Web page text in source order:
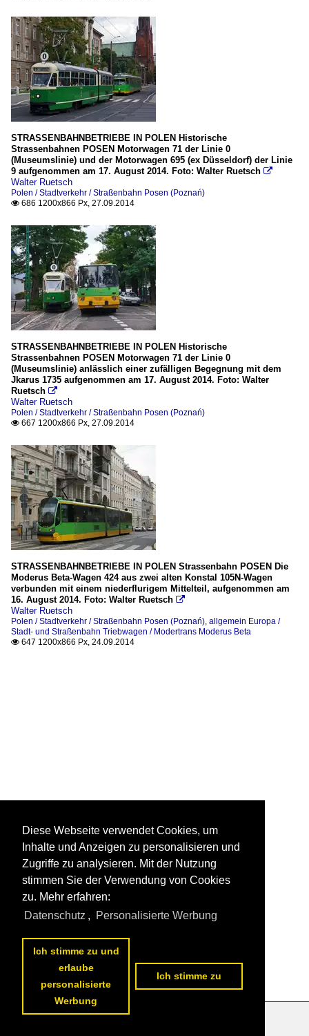
STRASSENBAHNBETRIEBE IN POLEN Historische
Strassenbahnen POSEN Motorwagen 71 der Linie 0
(Museumslinie) und der Motorwagen 695 (ex Düsseldorf) der Linie
9 aufgenommen am 17. August 2014. Foto: Walter Ruetsch 
Walter Ruetsch
Polen / Stadtverkehr / Straßenbahn Posen (Poznań)
 686 1200x866 Px, 27.09.2014
STRASSENBAHNBETRIEBE IN POLEN Historische
Strassenbahnen POSEN Motorwagen 71 der Linie 0
(Museumslinie) anlässlich einer zufälligen Begegnung mit dem
Jkarus 1735 aufgenommen am 17. August 2014. Foto: Walter
Ruetsch 
Walter Ruetsch
Polen / Stadtverkehr / Straßenbahn Posen (Poznań)
 667 1200x866 Px, 27.09.2014
STRASSENBAHNBETRIEBE IN POLEN Strassenbahn POSEN Die
Moderus Beta-Wagen 424 aus zwei alten Konstal 105N-Wagen
verbunden mit einem niederflurigem Mittelteil, aufgenommen am
16. August 2014. Foto: Walter Ruetsch 
Walter Ruetsch
Polen / Stadtverkehr / Straßenbahn Posen (Poznań), allgemein Europa /
Stadt- und Straßenbahn Triebwagen / Modertrans Moderus Beta
 647 1200x866 Px, 24.09.2014
Diese Webseite verwendet Cookies, um
Inhalte und Anzeigen zu personalisieren und
Zugriffe zu analysieren. Mit der Nutzung
stimmen Sie der Verwendung von Cookies
zu. Mehr erfahren:
Datenschutz , Personalisierte Werbung
Ich stimme zu und
erlaube
personalisierte
Werbung
Ich stimme zu